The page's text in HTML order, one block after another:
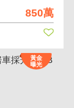
850萬
黃金
曝光